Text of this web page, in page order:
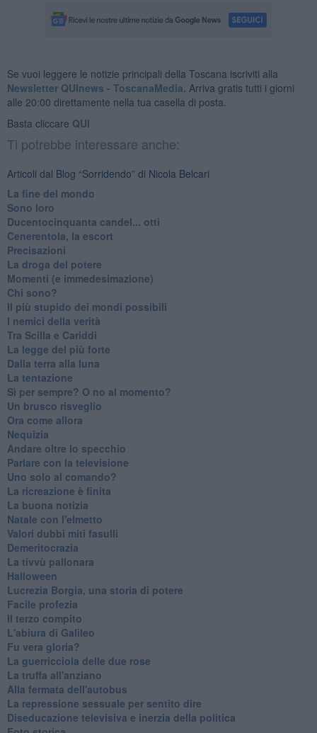
Se vuoi leggere le notizie principali della Toscana iscriviti alla
Newsletter QUInews - ToscanaMedia. Arriva gratis tutti i giorni
alle 20:00 direttamente nella tua casella di posta.
Basta cliccare QUI
Ti potrebbe interessare anche:
Articoli dal Blog “Sorridendo” di Nicola Belcari
La fine del mondo
Sono loro
Ducentocinquanta candel... otti
Cenerentola, la escort
Precisazioni
La droga del potere
Momenti (e immedesimazione)
Chi sono?
Il più stupido dei mondi possibili
I nemici della verità
Tra Scilla e Cariddi
La legge del più forte
Dalla terra alla luna
La tentazione
​Sì per sempre? O no al momento?
Un brusco risveglio
Ora come allora
Nequizia
Andare oltre lo specchio
Parlare con la televisione
Uno solo al comando?
La ricreazione è finita
La buona notizia
Natale con l'elmetto
Valori dubbi miti fasulli
Demeritocrazia
La tivvù pallonara
Halloween
​Lucrezia Borgia, una storia di potere
Facile profezia
Il terzo compito
L'abiura di Galileo
Fu vera gloria?
La guerricciola delle due rose
La truffa all'anziano
Alla fermata dell'autobus
La repressione sessuale per sentito dire
Diseducazione televisiva e inerzia della politica